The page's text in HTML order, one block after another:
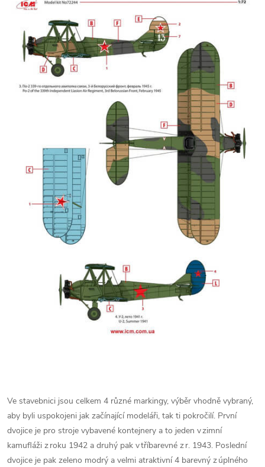
Ve stavebnici jsou celkem 4 různé markingy, výběr vhodně vybraný,
aby byli uspokojeni jak začínající modeláři, tak ti pokročilí. První
dvojice je pro stroje vybavené kontejnery a to jeden v zimní
kamufláži z roku 1942 a druhý pak v tříbarevné z r. 1943. Poslední
dvojice je pak zeleno modrý a velmi atraktivní 4 barevný z úplného